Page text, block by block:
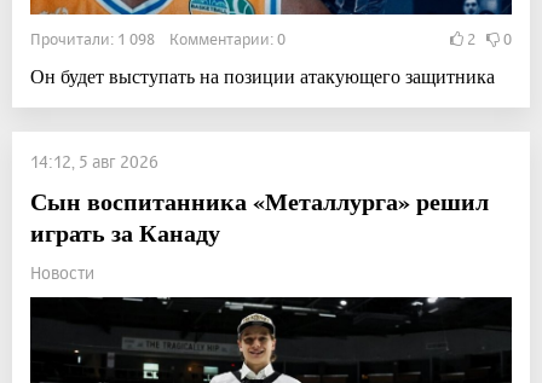
Прочитали: 1 098 Комментарии: 0 2 0
Он будет выступать на позиции атакующего защитника
14:12, 5 авг 2026
Сын воспитанника «Металлурга» решил
играть за Канаду
Новости